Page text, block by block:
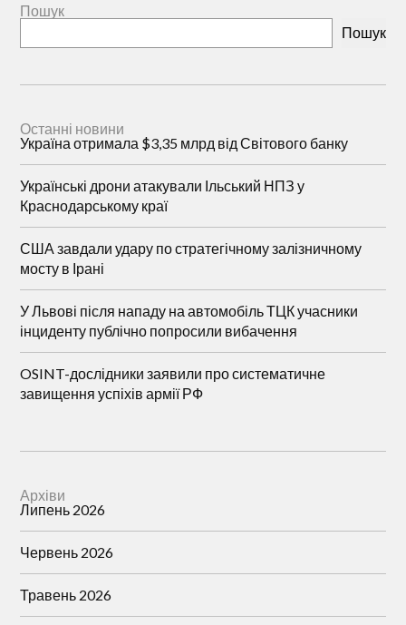
Пошук
Пошук
Останні новини
Україна отримала $3,35 млрд від Світового банку
Українські дрони атакували Ільський НПЗ у
Краснодарському краї
США завдали удару по стратегічному залізничному
мосту в Ірані
У Львові після нападу на автомобіль ТЦК учасники
інциденту публічно попросили вибачення
OSINT-дослідники заявили про систематичне
завищення успіхів армії РФ
Архіви
Липень 2026
Червень 2026
Травень 2026